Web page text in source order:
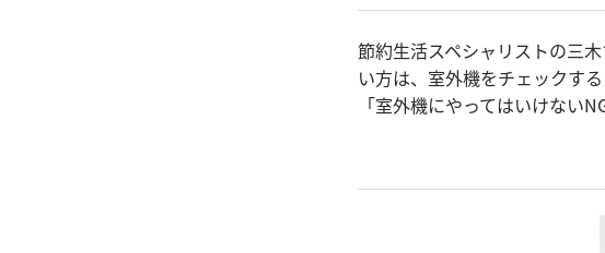
節約生活スペシャリストの三
い方は、室外機をチェックす
「室外機にやってはいけない